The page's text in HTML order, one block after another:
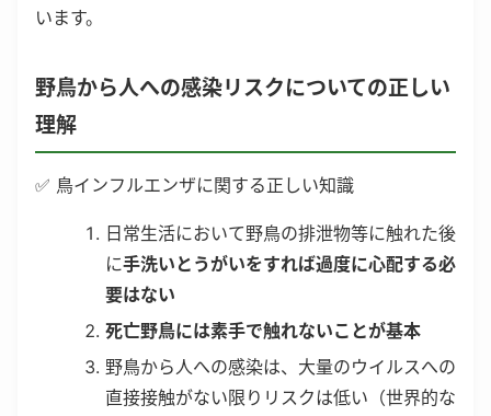
います。
野鳥から人への感染リスクについての正しい
理解
✅ 鳥インフルエンザに関する正しい知識
日常生活において野鳥の排泄物等に触れた後
に手洗いとうがいをすれば過度に心配する必
要はない
死亡野鳥には素手で触れないことが基本
野鳥から人への感染は、大量のウイルスへの
直接接触がない限りリスクは低い（世界的な